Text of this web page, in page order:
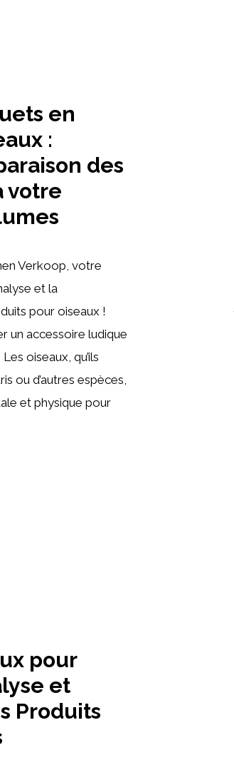
en
:
des
votre
Verkoop, votre
et la
pour oiseaux !
un accessoire ludique
oiseaux, qu’ils
ou d’autres espèces,
et physique pour
pour
et
Produits